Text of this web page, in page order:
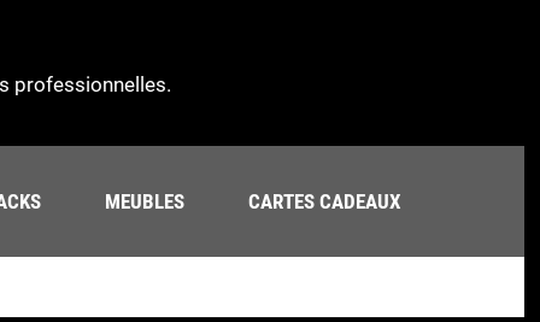
professionnelles.
MEUBLES CARTES CADEAUX